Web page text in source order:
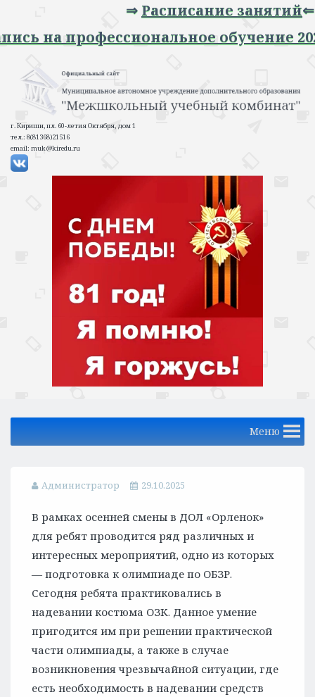
Расписание занятий⇐
Запись на профессиональное
г. Кириши, пл. 60-летия Октября, дом 1
тел.: 8(81368)21516
email: muk@kiredu.ru
Меню
Администратор 29.10.2025
В рамках осенней смены в ДОЛ «Орленок»
для ребят проводится ряд различных и
интересных мероприятий, одно из которых
— подготовка к олимпиаде по ОБЗР.
Сегодня ребята практиковались в
надевании костюма ОЗК. Данное умение
пригодится им при решении практической
части олимпиады, а также в случае
возникновения чрезвычайной ситуации, где
есть необходимость в надевании средств